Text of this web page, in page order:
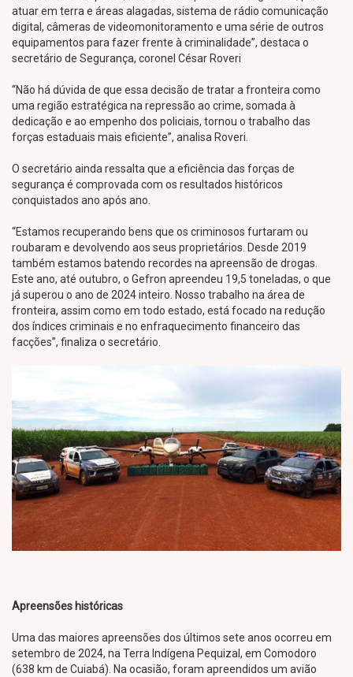
atuar em terra e áreas alagadas, sistema de rádio comunicação
digital, câmeras de videomonitoramento e uma série de outros
equipamentos para fazer frente à criminalidade”, destaca o
secretário de Segurança, coronel César Roveri
“Não há dúvida de que essa decisão de tratar a fronteira como
uma região estratégica na repressão ao crime, somada à
dedicação e ao empenho dos policiais, tornou o trabalho das
forças estaduais mais eficiente”, analisa Roveri.
O secretário ainda ressalta que a eficiência das forças de
segurança é comprovada com os resultados históricos
conquistados ano após ano.
“Estamos recuperando bens que os criminosos furtaram ou
roubaram e devolvendo aos seus proprietários. Desde 2019
também estamos batendo recordes na apreensão de drogas.
Este ano, até outubro, o Gefron apreendeu 19,5 toneladas, o que
já superou o ano de 2024 inteiro. Nosso trabalho na área de
fronteira, assim como em todo estado, está focado na redução
dos índices criminais e no enfraquecimento financeiro das
facções”, finaliza o secretário.
Apreensões históricas
Uma das maiores apreensões dos últimos sete anos ocorreu em
setembro de 2024, na Terra Indígena Pequizal, em Comodoro
(638 km de Cuiabá). Na ocasião, foram apreendidos um avião